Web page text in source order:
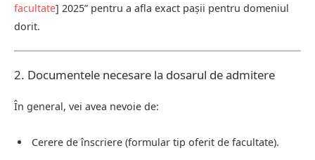
facultate] 2025” pentru a afla exact pașii pentru domeniul
dorit.
2. Documentele necesare la dosarul de admitere
În general, vei avea nevoie de:
Cerere de înscriere (formular tip oferit de facultate).